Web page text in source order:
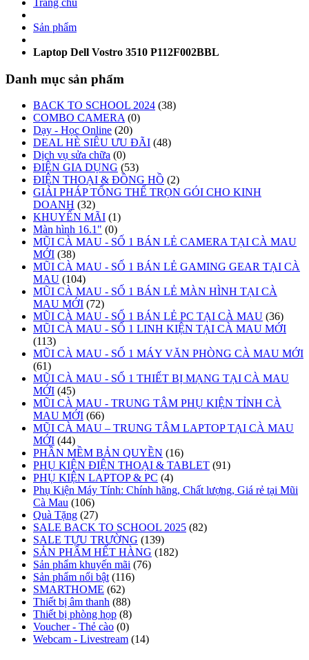
Trang chủ
Sản phẩm
Laptop Dell Vostro 3510 P112F002BBL
Danh mục sản phẩm
BACK TO SCHOOL 2024 (38)
COMBO CAMERA (0)
Dạy - Học Online (20)
DEAL HÈ SIÊU ƯU ĐÃI (48)
Dịch vụ sửa chữa (0)
ĐIỆN GIA DỤNG (53)
ĐIỆN THOẠI & ĐỒNG HỒ (2)
GIẢI PHÁP TỔNG THỂ TRỌN GÓI CHO KINH
DOANH (32)
KHUYẾN MÃI (1)
Màn hình 16.1" (0)
MŨI CÀ MAU - SỐ 1 BÁN LẺ CAMERA TẠI CÀ MAU
MỚI (38)
MŨI CÀ MAU - SỐ 1 BÁN LẺ GAMING GEAR TẠI CÀ
MAU (104)
MŨI CÀ MAU - SỐ 1 BÁN LẺ MÀN HÌNH TẠI CÀ
MAU MỚI (72)
MŨI CÀ MAU - SỐ 1 BÁN LẺ PC TẠI CÀ MAU (36)
MŨI CÀ MAU - SỐ 1 LINH KIỆN TẠI CÀ MAU MỚI
(113)
MŨI CÀ MAU - SỐ 1 MÁY VĂN PHÒNG CÀ MAU MỚI
(61)
MŨI CÀ MAU - SỐ 1 THIẾT BỊ MẠNG TẠI CÀ MAU
MỚI (45)
MŨI CÀ MAU - TRUNG TÂM PHỤ KIỆN TỈNH CÀ
MAU MỚI (66)
MŨI CÀ MAU – TRUNG TÂM LAPTOP TẠI CÀ MAU
MỚI (44)
PHẦN MỀM BẢN QUYỀN (16)
PHỤ KIỆN ĐIỆN THOẠI & TABLET (91)
PHỤ KIỆN LAPTOP & PC (4)
Phụ Kiện Máy Tính: Chính hãng, Chất lượng, Giá rẻ tại Mũi
Cà Mau (106)
Quà Tặng (27)
SALE BACK TO SCHOOL 2025 (82)
SALE TỰU TRƯỜNG (139)
SẢN PHẨM HẾT HÀNG (182)
Sản phẩm khuyến mãi (76)
Sản phẩm nổi bật (116)
SMARTHOME (62)
Thiết bị âm thanh (88)
Thiết bị phòng họp (8)
Voucher - Thẻ cào (0)
Webcam - Livestream (14)